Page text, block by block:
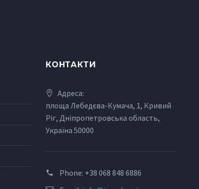
КОНТАКТИ
Адреса:
площа Лебедєва-Кумача, 1, Кривий
Ріг, Дніпропетровська область,
Україна 50000
Phone: +38 068 848 6886